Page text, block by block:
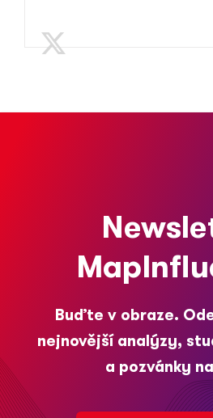
Buďte v obraze.
nejnovější analýzy,
a pozvánky